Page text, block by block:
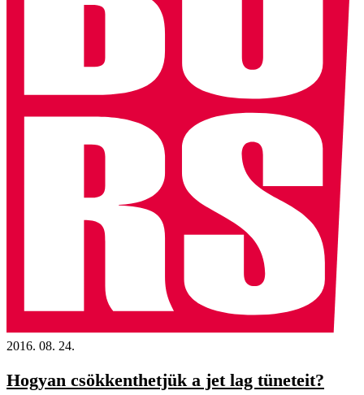
2016. 08. 24.
Hogyan csökkenthetjük a jet lag tüneteit?